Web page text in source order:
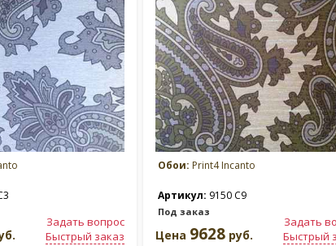
Задать вопрос
Быстрый заказ
Обои: Print4 Incanto
Артикул: 9150 C9
Под заказ
Задать
Быстрый
Цена 9628 руб.